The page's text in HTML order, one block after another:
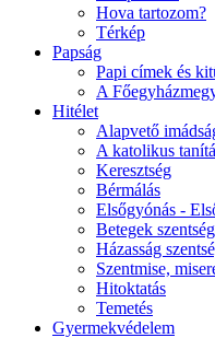
Hova tartozom?
Térkép
Papság
Papi címek és
A
Hitélet
Alapvető
A katolikus
Keresztség
Bérmálás
Elsőgyónás -
Betegek
Házasság
Szentmise,
Hitoktatás
Temetés
Gyermekvédelem